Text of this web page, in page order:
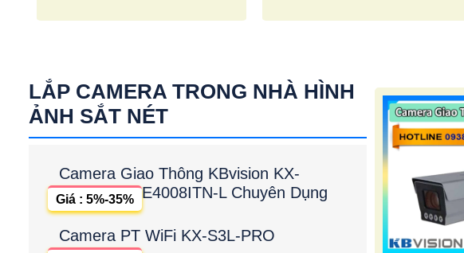
LẮP CAMERA TRONG NHÀ HÌNH
ẢNH SẮT NÉT
Camera Giao Thông KBvision KX-
E4008ITN-L Chuyên Dụng
Giá : 5%-35%
Camera PT WiFi KX-S3L-PRO